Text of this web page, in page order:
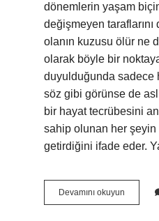
dönemlerin yaşam
değişmeyen taraflarını
olanın kuzusu ölür ne
olarak böyle bir
duyulduğunda sadece
söz gibi görünse de
bir hayat tecrübesini
sahip olunan her
getirdiğini ifade eder.
Devamını okuyun Dananın
kuyruğu